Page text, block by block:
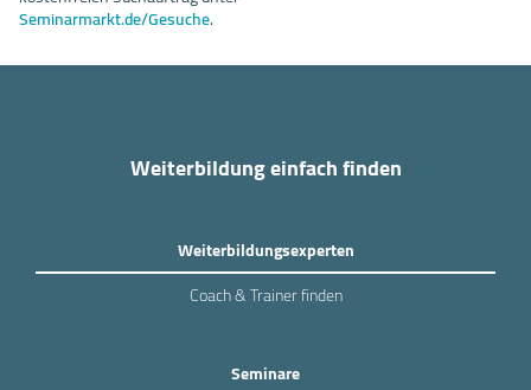
Seminarmarkt.de/Gesuche.
Weiterbildung einfach finden
Weiterbildungsexperten
Coach & Trainer finden
Seminare